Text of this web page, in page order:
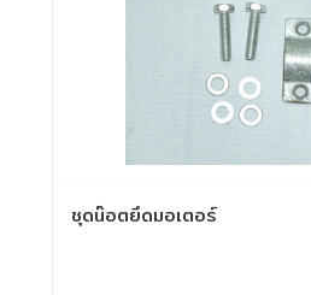
ชุดน๊อตยึดมอเตอร์